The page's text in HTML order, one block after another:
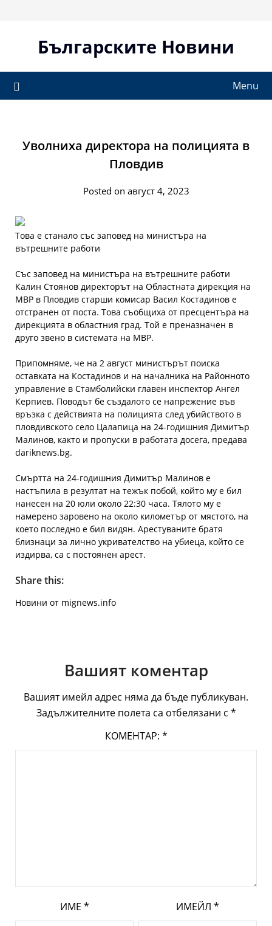
Българските Новини
Menu
Уволниха директора на полицията в
Пловдив
Posted on август 4, 2023
Това е станало със заповед на министъра на
вътрешните работи
Със заповед на министъра на вътрешните работи
Калин Стоянов директорът на Областната дирекция на
МВР в Пловдив старши комисар Васил Костадинов е
отстранен от поста. Това съобщиха от пресцентъра на
дирекцията в областния град. Той е преназначен в
друго звено в системата на МВР.
Припомняме, че на 2 август министърът поиска
оставката на Костадинов и на началника на Районното
управление в Стамболийски главен инспектор Ангел
Керпиев. Поводът бе създалото се напрежение във
връзка с действията на полицията след убийството в
пловдивското село Цалапица на 24-годишния Димитър
Малинов, както и пропуски в работата досега, предава
dariknews.bg.
Смъртта на 24-годишния Димитър Малинов е
настъпила в резултат на тежък побой, който му е бил
нанесен на 20 юли около 22:30 часа. Тялото му е
намерено заровено на около километър от мястото, на
което последно е бил видян. Арестуваните братя
близнаци за лично укривателство на убиеца, който се
издирва, са с постоянен арест.
Share this:
Новини от mignews.info
Вашият коментар
Вашият имейл адрес няма да бъде публикуван.
Задължителните полета са отбелязани с *
КОМЕНТАР: *
ИМЕ * ИМЕЙЛ *